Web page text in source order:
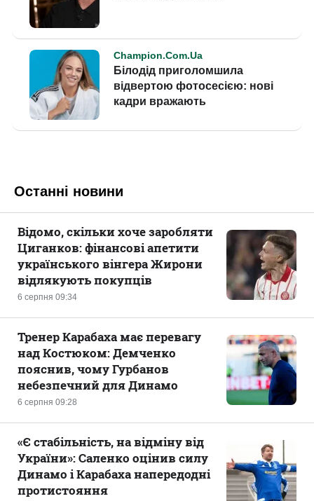
Останні новини
6 серпня 09:34
Відомо, скільки хоче заробляти
Циганков: фінансові апетити
українського вінгера Жирони
відлякують покупців
6 серпня 09:28
Тренер Карабаха має перевагу
над Костюком: Демченко
пояснив, чому Гурбанов
небезпечний для Динамо
«Є стабільність, на відміну від
України»: Саленко оцінив силу
Динамо і Карабаха напередодні
протистояння